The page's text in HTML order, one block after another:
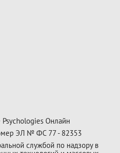
Psychologies Онлайн
ЭЛ № ФС 77 - 82353
службой по надзору в